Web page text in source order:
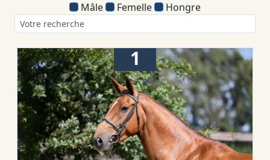
Mâle Femelle Hongre
1